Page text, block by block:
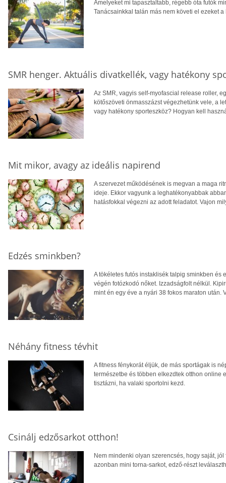
Amelyeket mi tapasztaltabb, régebb óta futók
Tanácsainkkal talán más nem követi el ezeket
SMR henger. Aktuális divatkellék, vagy hatékony
Az SMR, vagyis self-myofascial release roller,
kötőszöveti önmasszázst végezhetünk vele, a
vagy hatékony sporteszköz? Hogyan kell
Mit mikor, avagy az ideális napirend
A szervezet működésének is megvan a maga
ideje. Ekkor vagyunk a leghatékonyabbak
hatásfokkal végezni az adott feladatot. Vajon
Edzés sminkben?
A tökéletes futós instaklisék talpig sminkben
végén fotózkodó nőket. Izzadságfolt nélkül.
mint én egy éve a nyári 38 fokos maraton után.
Néhány fitness tévhit
A fitness fénykorát éljük, de más sportágak is
természetbe és többen elkezdtek otthon online
tisztázni, ha valaki sportolni kezd.
Csinálj edzősarkot otthon!
Nem mindenki olyan szerencsés, hogy saját,
azonban mini torna-sarkot, edző-részt